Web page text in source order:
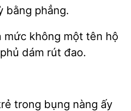
bằng
mức không
tên hộ
dám đao.
nàng ấy